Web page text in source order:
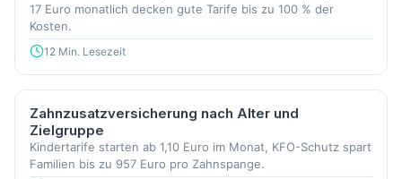
17 Euro monatlich decken gute Tarife bis zu 100 % der
Kosten.
12 Min. Lesezeit
Zahnzusatzversicherung nach Alter und
Zielgruppe
Kindertarife starten ab 1,10 Euro im Monat, KFO-Schutz spart
Familien bis zu 957 Euro pro Zahnspange.